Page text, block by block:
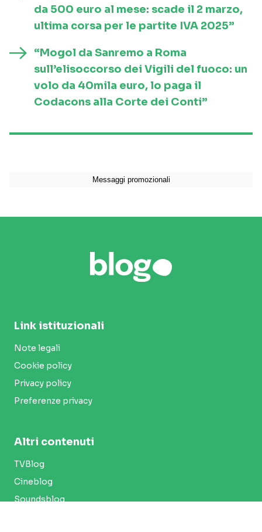
da 500 euro al mese: scade il 2 marzo,
ultima corsa per le partite IVA 2025”
“Mogol da Sanremo a Roma
sull’elisoccorso dei Vigili del fuoco: un
volo da 40mila euro, lo paga il
Codacons alla Corte dei Conti”
Link istituzionali
Note legali
Cookie policy
Privacy policy
Preferenze privacy
Altri contenuti
TVBlog
Cineblog
Soundsblog